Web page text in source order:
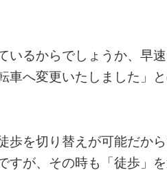
いるからでしょうか、早
車へ変更いたしました」
歩を切り替えが可能だか
すが、その時も「徒歩」